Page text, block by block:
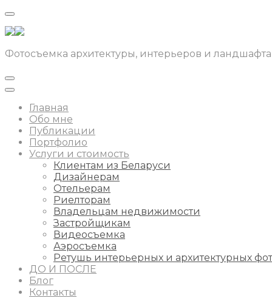
Фотосъемка архитектуры, интерьеров и ландшафта
Главная
Обо мне
Публикации
Портфолио
Услуги и стоимость
Клиентам из Беларуси
Дизайнерам
Отельерам
Риелторам
Владельцам недвижимости
Застройщикам
Видеосъемка
Аэросъемка
Ретушь интерьерных и архитектурных
ДО И ПОСЛЕ
Блог
Контакты